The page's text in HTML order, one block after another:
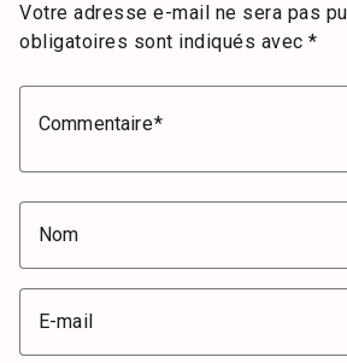
Votre adresse e-mail ne sera pas
obligatoires sont indiqués avec *
Commentaire
Nom
E-mail